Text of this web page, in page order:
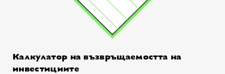
Калкулатор на възвръщаемостта на
инвестициите